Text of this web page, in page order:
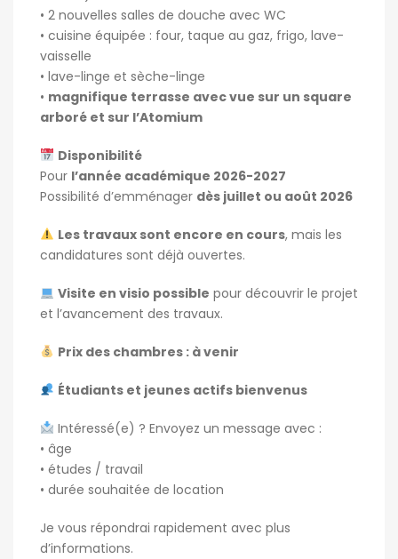
• 2 nouvelles salles de douche avec WC
• cuisine équipée : four, taque au gaz, frigo, lave-
vaisselle
• lave-linge et sèche-linge
• magnifique terrasse avec vue sur un square
arboré et sur l’Atomium
Disponibilité
Pour l’année académique 2026-2027
Possibilité d’emménager dès juillet ou août 2026
Les travaux sont encore en cours, mais les
candidatures sont déjà ouvertes.
Visite en visio possible pour découvrir le projet
et l’avancement des travaux.
Prix des chambres : à venir
Étudiants et jeunes actifs bienvenus
Intéressé(e) ? Envoyez un message avec :
• âge
• études / travail
• durée souhaitée de location
Je vous répondrai rapidement avec plus
d’informations.